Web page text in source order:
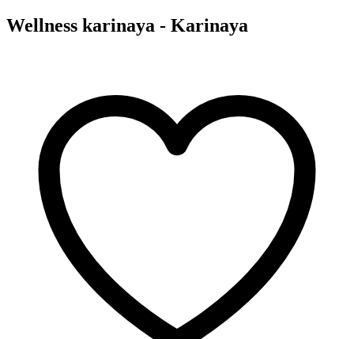
Wellness karinaya - Karinaya